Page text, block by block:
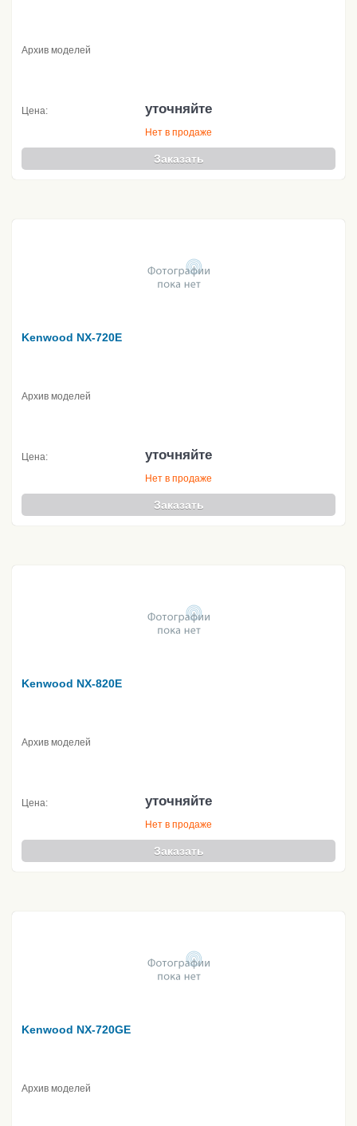
Архив моделей
Цена: уточняйте
Нет в продаже
Заказать
Kenwood NX-720E
Архив моделей
Цена: уточняйте
Нет в продаже
Заказать
Kenwood NX-820E
Архив моделей
Цена: уточняйте
Нет в продаже
Заказать
Kenwood NX-720GE
Архив моделей